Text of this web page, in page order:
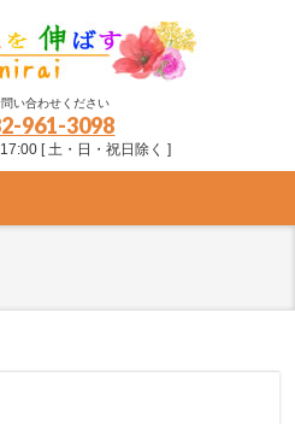
い合わせください
961-3098
[ 土・日・祝日除く ]